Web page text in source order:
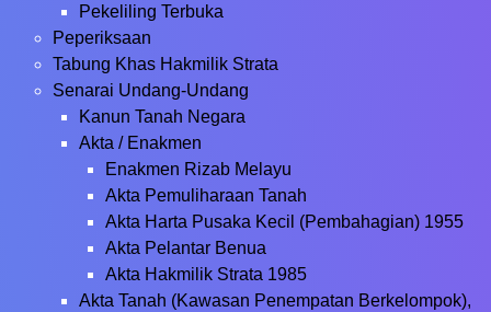
Pekeliling Terbuka
Peperiksaan
Tabung Khas Hakmilik Strata
Senarai Undang-Undang
Kanun Tanah Negara
Akta / Enakmen
Enakmen Rizab Melayu
Akta Pemuliharaan Tanah
Akta Harta Pusaka Kecil (Pembahagian) 1955
Akta Pelantar Benua
Akta Hakmilik Strata 1985
Akta Tanah (Kawasan Penempatan Berkelompok),